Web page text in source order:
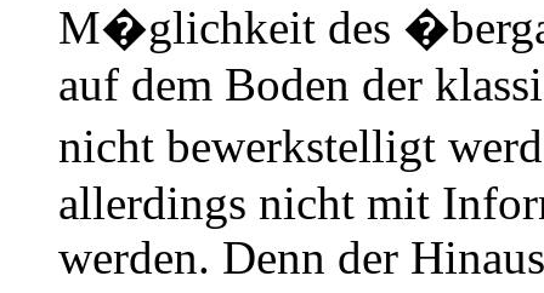
M�glichkeit des
auf dem Boden der
nicht bewerkstelligt
allerdings nicht mit
werden. Denn der